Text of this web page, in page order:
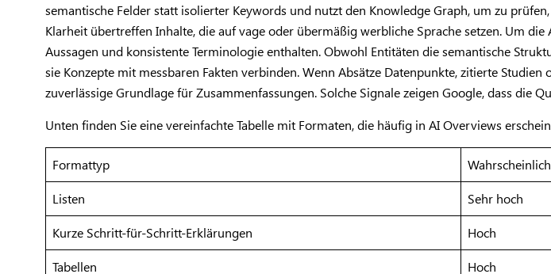
semantische Felder statt isolierter Keywords und nutzt den Knowledge Graph, um zu
Klarheit übertreffen Inhalte, die auf vage oder übermäßig werbliche Sprache setzen. Um
Aussagen und konsistente Terminologie enthalten. Obwohl Entitäten die semantische
sie Konzepte mit messbaren Fakten verbinden. Wenn Absätze Datenpunkte, zitierte
zuverlässige Grundlage für Zusammenfassungen. Solche Signale zeigen Google, dass die
Unten finden Sie eine vereinfachte Tabelle mit Formaten, die häufig in AI Overviews
Formattyp
Listen Sehr hoch
Kurze Schritt-für-Schritt-Erklärungen Hoch
Tabellen Hoch